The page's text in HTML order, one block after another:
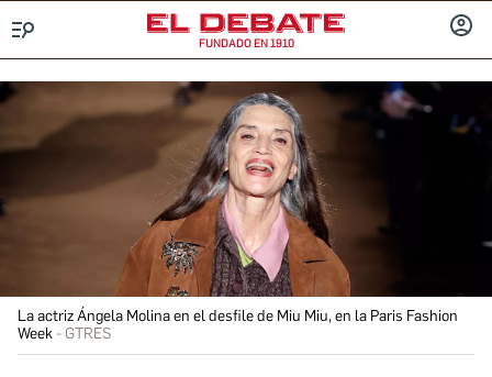
FUNDADO EN 1910
La actriz Ángela Molina en el desfile de Miu Miu, en la Paris Fashion
Week
GTRES